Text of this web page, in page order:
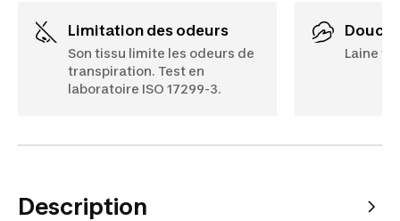
Limitation des odeurs
Son tissu limite les odeurs de
transpiration. Test en
laboratoire ISO 17299-3.
Laine
Description